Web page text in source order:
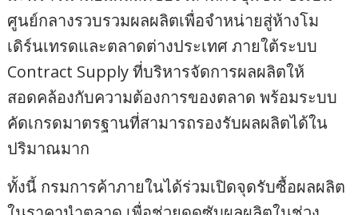
ศูนย์กลางรวบรวมผลผลิตเพื่อจำหน่ายสู่ห้างโม
เดิร์นเทรดและตลาดต่างประเทศ ภายใต้ระบบ
Contract Supply ที่บริหารจัดการผลผลิตให้
สอดคล้องกับความต้องการของตลาด พร้อมระบบ
คัดเกรดมาตรฐานที่สามารถรองรับผลผลิตได้ใน
ปริมาณมาก
ทั้งนี้ กรมการค้าภายในได้ร่วมเปิดจุดรับซื้อผลผลิต